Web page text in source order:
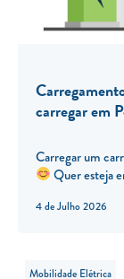
4 de Julho 2026
carregar em
Carregar um
Quer esteja
Mobilidade Elétrica